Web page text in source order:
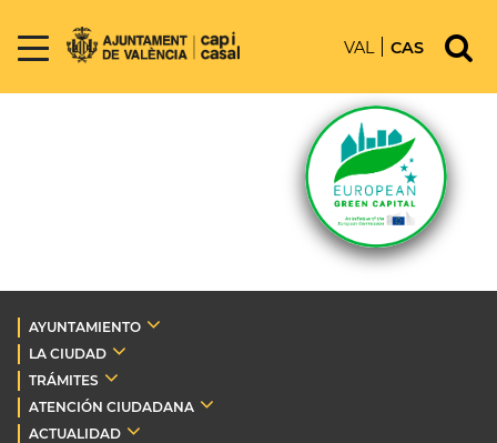
VAL CAS
AYUNTAMIENTO
LA CIUDAD
TRÁMITES
ATENCIÓN CIUDADANA
ACTUALIDAD